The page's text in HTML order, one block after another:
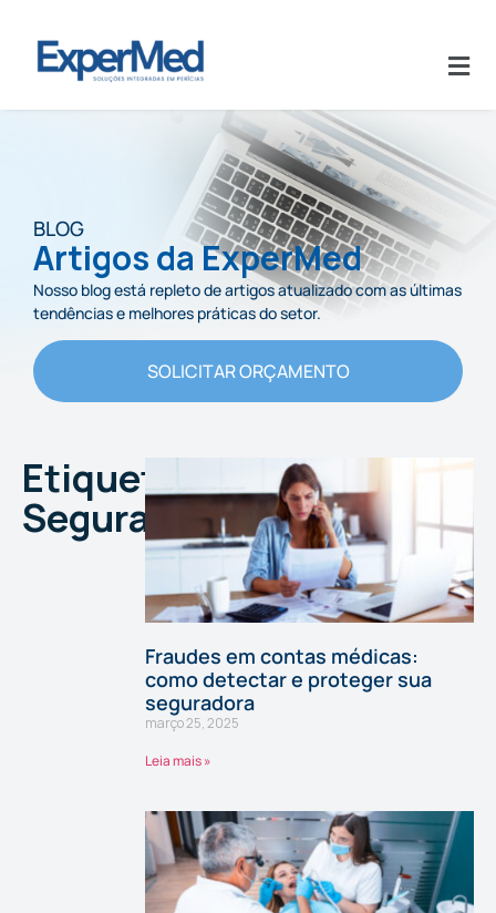
BLOG
Artigos da ExperMed
Nosso blog está repleto de artigos atualizado com as últimas
tendências e melhores práticas do setor.
SOLICITAR ORÇAMENTO
Etiqueta:
Seguradora
Fraudes em contas médicas:
como detectar e proteger sua
seguradora
março 25, 2025
Leia mais »